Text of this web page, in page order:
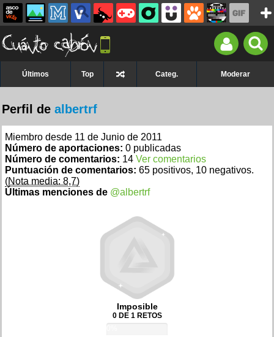
Últimos Top Categ. Moderar
Perfil de albertrf
Miembro desde 11 de Junio de 2011
Número de aportaciones: 0 publicadas
Número de comentarios: 14 Ver comentarios
Puntuación de comentarios: 65 positivos, 10 negativos.
(Nota media: 8,7)
Últimas menciones de @albertrf
Imposible
0 DE 1 RETOS